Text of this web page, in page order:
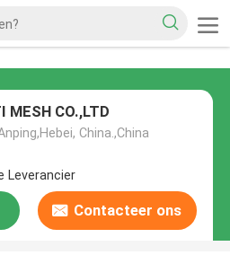
MESH CO.,LTD
China.,China
Leverancier
Contacteer ons